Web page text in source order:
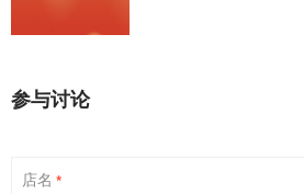
参与讨论
店名 *